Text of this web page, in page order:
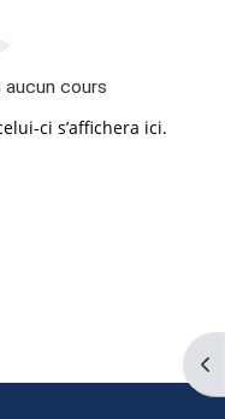
aucun cours
ci s’affichera ici.